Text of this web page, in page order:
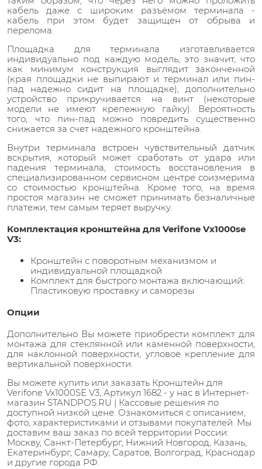
кабель даже с широким разъёмом терминала -
кабель при этом будет защищен от обрыва и
перелома.
Площадка для терминала изготавливается
индивидуально под каждую модель, это значит, что
как минимум конструкция выглядит законченной
(края площадки не выпирают и терминал или пин-
пад надежно сидит на площадке), дополнительно
устройство прикручивается на винт (некоторые
модели не имеют крепежную гайку). Вероятность
того, что пин-пад можно повредить существенно
снижается за счет надежного кронштейна.
Внутри терминала встроен чувствительный датчик
вскрытия, который может сработать от удара или
падения терминала, стоимость восстановления в
специализированном сервисном центре соизмерима
со стоимостью кронштейна. Кроме того, на время
простоя магазин не сможет принимать безналичные
платежи, тем самым теряет выручку.
Комплектация кронштейна для Verifone Vx1000se
V3:
Кронштейн с поворотным механизмом и
индивидуальной площадкой
Комплект для быстрого монтажа включающий:
Пластиковую проставку и саморезы
Опции
Дополнительно Вы можете приобрести комплект для
монтажа для стеклянной или каменной поверхности,
для наклонной поверхности, угловое крепление для
вертикальной поверхности.
Вы можете купить или заказать Кронштейн для
Verifone Vx1000SE V3, Артикул 1682 - у нас в Интернет-
магазин STANDPOS.RU | Кассовые решения по
доступной низкой цене. Ознакомиться с описанием,
фото, характеристиками и отзывами покупателей. Мы
доставим ваш заказ по всей территории России:
Москву, Санкт-Петербург, Нижний Новгород, Казань,
Екатеринбург, Самару, Саратов, Волгоград, Краснодар
и другие города РФ.